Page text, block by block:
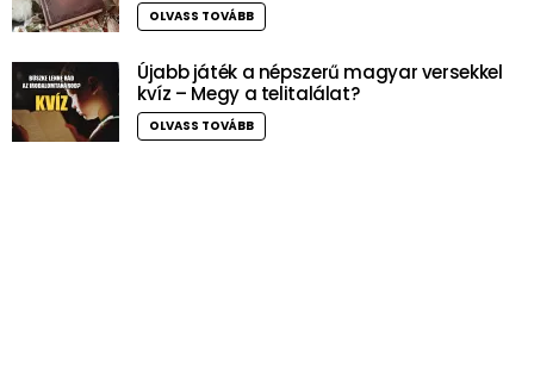
OLVASS TOVÁBB
Újabb játék a népszerű magyar versekkel
kvíz – Megy a telitalálat?
OLVASS TOVÁBB